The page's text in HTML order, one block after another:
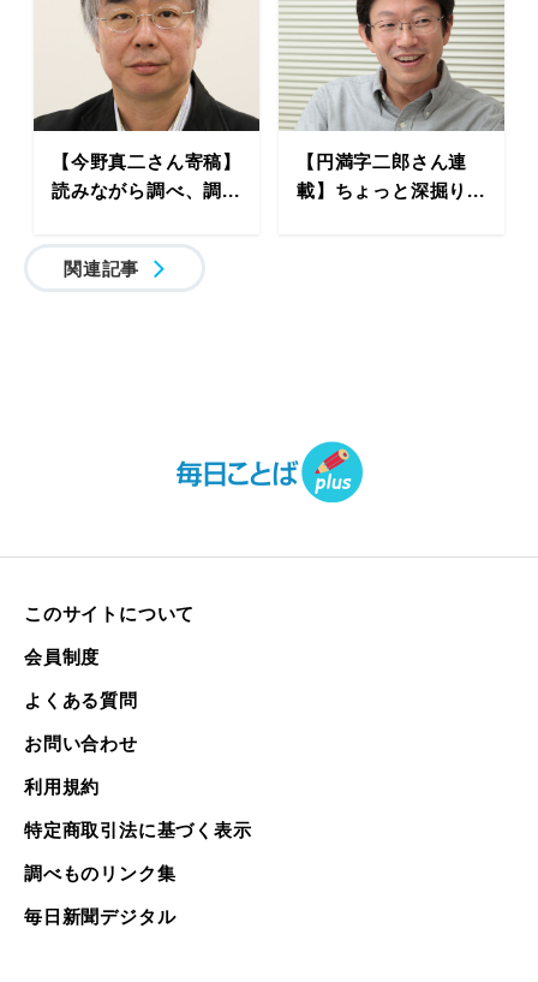
【今野真二さん寄稿】
読みながら調べ、調...
【円満字二郎さん連
載】ちょっと深掘り...
関連記事
このサイトについて
会員制度
よくある質問
お問い合わせ
利用規約
特定商取引法に基づく表示
調べものリンク集
毎日新聞デジタル